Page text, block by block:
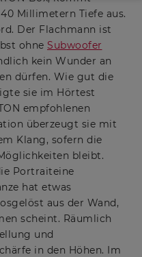
Millimetern Tiefe aus.
Der Flachmann ist
ohne Subwoofer
kein Wunder an
dürfen. Wie gut die
sie im Hörtest
empfohlenen
überzeugt sie mit
Klang, sofern die
bleibt.
Portraiteine
hat etwas
aus der Wand,
scheint. Räumlich
und
in den Höhen. Im